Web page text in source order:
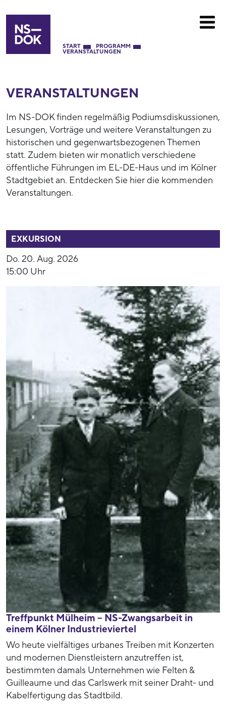
START PROGRAMM
VERANSTALTUNGEN
VERANSTALTUNGEN
Im NS-DOK finden regelmäßig Podiumsdiskussionen,
Lesungen, Vorträge und weitere Veranstaltungen zu
historischen und gegenwartsbezogenen Themen
statt. Zudem bieten wir monatlich verschiedene
öffentliche Führungen im EL-DE-Haus und im Kölner
Stadtgebiet an. Entdecken Sie hier die kommenden
Veranstaltungen.
EXKURSION
Do. 20. Aug. 2026
15:00 Uhr
Treffpunkt Mülheim – NS-Zwangsarbeit in
einem Kölner Industrieviertel
Wo heute vielfältiges urbanes Treiben mit Konzerten
und modernen Dienstleistern anzutreffen ist,
bestimmten damals Unternehmen wie Felten &
Guilleaume und das Carlswerk mit seiner Draht- und
Kabelfertigung das Stadtbild.